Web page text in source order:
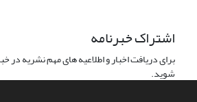
اشتراک خبرنامه
برای دریافت اخبار و اطلاعیه های مهم نشریه در
شوید.